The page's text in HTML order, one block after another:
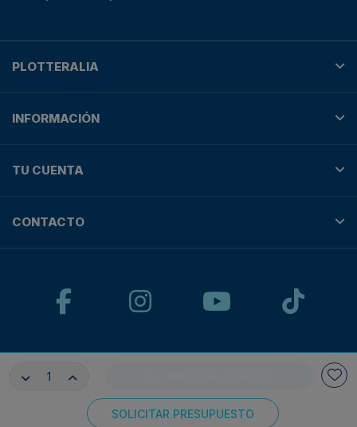
SOLICITAR PRESUPUESTO
PLOTTERALIA
INFORMACIÓN
TU CUENTA
CONTACTO
Pagos 100% seguros con: